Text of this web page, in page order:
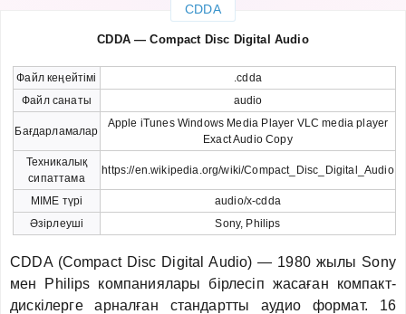
CDDA
CDDA — Compact Disc Digital Audio
Файл кеңейтімі
.cdda
Файл санаты
audio
Бағдарламалар
Apple iTunes Windows Media Player VLC media player
Exact Audio Copy
Техникалық
сипаттама
https://en.wikipedia.org/wiki/Compact_Disc_Digital_Audio
MIME түрі
audio/x-cdda
Әзірлеуші
Sony, Philips
CDDA (Compact Disc Digital Audio) — 1980 жылы Sony
мен Philips компаниялары бірлесіп жасаған компакт-
дискілерге арналған стандартты аудио формат. 16